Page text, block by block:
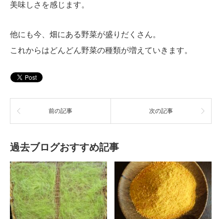
美味しさを感じます。
他にも今、畑にある野菜が盛りだくさん。
これからはどんどん野菜の種類が増えていきます。
前の記事 次の記事
過去ブログおすすめ記事